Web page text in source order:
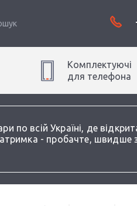
по всій Україні, де
- пробачте, швидше
Комплектуючі
для телефона